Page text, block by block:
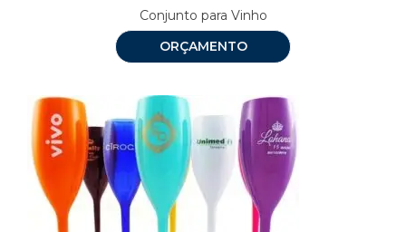
Conjunto para Vinho
ORÇAMENTO